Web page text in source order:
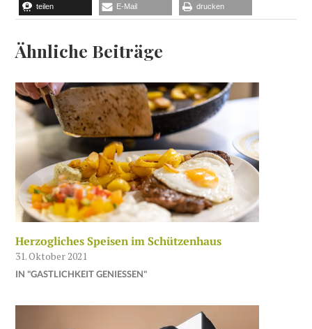
teilen E-Mail drucken
Ähnliche Beiträge
Herzogliches Speisen im Schützenhaus
31. Oktober 2021
IN "GASTLICHKEIT GENIESSEN"